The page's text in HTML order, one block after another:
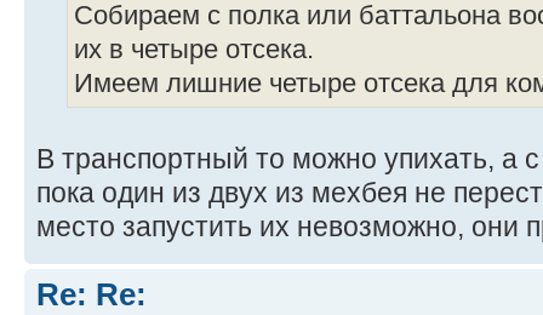
Собираем с полка или баттальона
их в четыре отсека.
Имеем лишние четыре отсека для
В транспортный то можно упихать, а
пока один из двух из мехбея не
место запустить их невозможно, они
Re: Re: